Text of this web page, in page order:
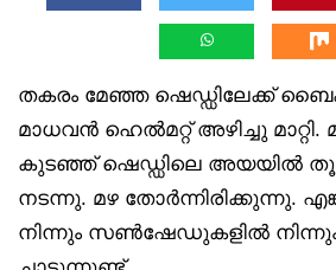
തകരം മേഞ്ഞ ഷെഡ്ഡിലേക്ക്
മാധവൻ ഹെൽമറ്റ് അഴിച്ചു മാറ്റി.
കുടഞ്ഞ് ഷെഡ്ഡിലെ അയയിൽ
നടന്നു. മഴ തോർന്നിരിക്കുന്നു.
നിന്നും സൺഷേഡുകളിൽ നിന്നും